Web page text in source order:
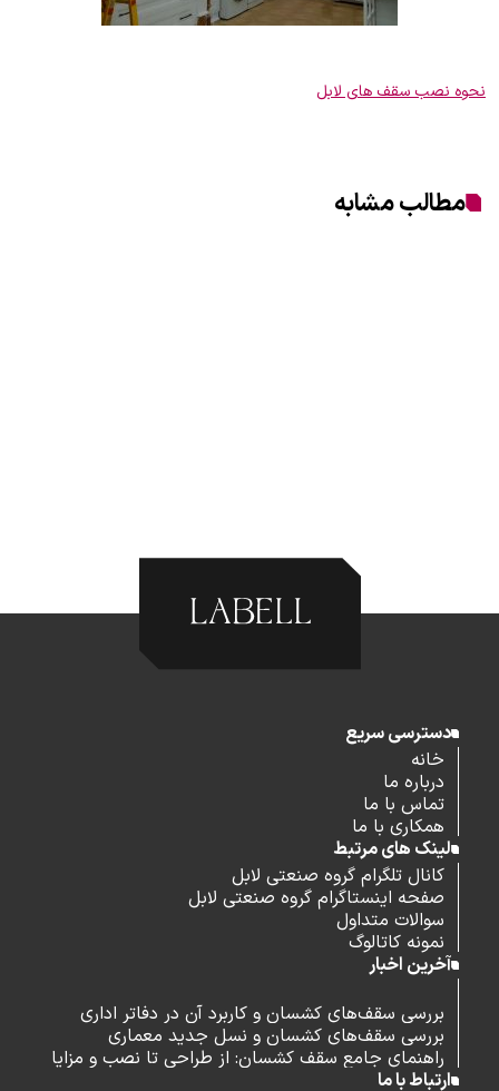
نحوه نصب سقف های لابل
مطالب مشابه
دسترسی سریع
خانه
درباره ما
تماس با ما
همکاری با ما
لینک های مرتبط
کانال تلگرام گروه صنعتی لابل
صفحه اینستاگرام گروه صنعتی لابل
سوالات متداول
نمونه کاتالوگ
آخرین اخبار
بررسی سقف‌های کشسان و کاربرد آن در دفاتر اداری
بررسی سقف‌های کشسان و نسل جدید معماری
راهنمای جامع سقف کشسان: از طراحی تا نصب و مزایا
ارتباط با ما